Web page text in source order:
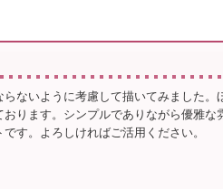
ないように考慮して描いてみました。
ります。シンプルでありながら優雅な
す。よろしければご活用ください。